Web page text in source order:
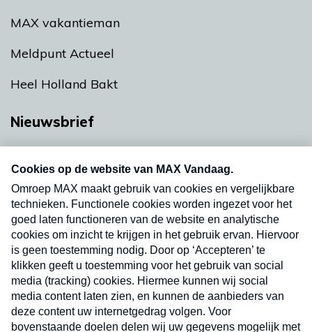
MAX vakantieman
Meldpunt Actueel
Heel Holland Bakt
Nieuwsbrief
nieuwsbrief. Elke vrijdag- en dinsdagochtend in
uw mailbox.
Verzend